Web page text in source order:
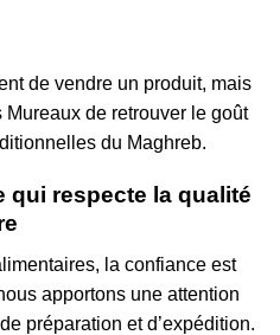
de vendre un produit, mais
de retrouver le goût
du Maghreb.
qui respecte la qualité
la confiance est
apportons une attention
préparation et d’expédition.